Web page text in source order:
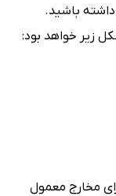
داشته باشید.
زیر خواهد بود:
مخارج معمول